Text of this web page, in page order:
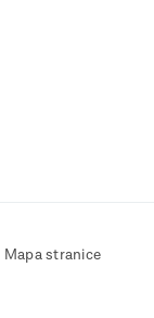
Mapa stranice